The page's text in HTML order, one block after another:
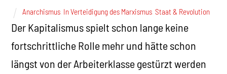
Anarchismus In Verteidigung des Marxismus ,Staat & Revolution
Der Kapitalismus spielt schon lange keine
fortschrittliche Rolle mehr und hätte schon
längst von der Arbeiterklasse gestürzt werden